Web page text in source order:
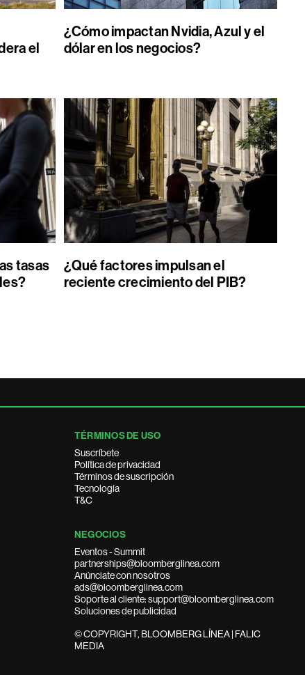
el
¿Cómo impactan Nvidia, Azul y el
dólar en los negocios?
tasas
¿Qué factores impulsan el
reciente crecimiento del PIB?
TÉRMINOS DE USO
Suscríbete
Política de privacidad
Términos de suscripción
Tecnología
T&C
NEGOCIOS
Eventos - Summit
partnerships@bloomberglinea.com
Anúnciate con nosotros
ads@bloomberglinea.com
Soporte al cliente: support@bloomberglinea.com
Soluciones de publicidad
© COPYRIGHT, BLOOMBERG LÍNEA | FALIC
MEDIA